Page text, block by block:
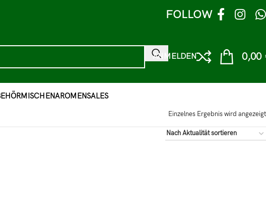
FOLLOW
ANMELDEN 0,00
MISCHENAROMENSALES
Einzelnes Ergebnis wird angezeigt